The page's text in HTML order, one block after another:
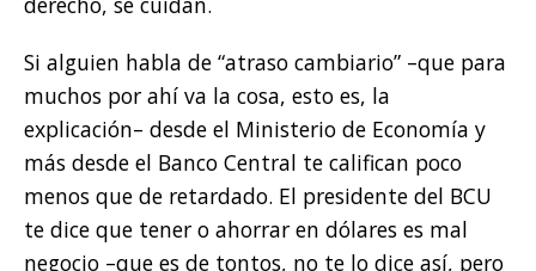
Si alguien habla de “atraso cambiario” –que para
muchos por ahí va la cosa, esto es, la
explicación– desde el Ministerio de Economía y
más desde el Banco Central te califican poco
menos que de retardado. El presidente del BCU
te dice que tener o ahorrar en dólares es mal
negocio –que es de tontos, no te lo dice así, pero